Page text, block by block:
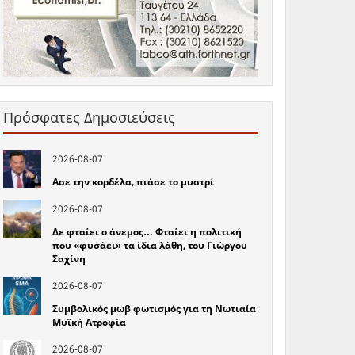
Πρόσφατες Δημοσιεύσεις
2026-08-07
Ασε την κορδέλα, πιάσε το μυστρί
2026-08-07
Δε φταίει ο άνεμος… Φταίει η πολιτική
που «φυσάει» τα ίδια λάθη, του Γιώργου
Σαχίνη
2026-08-07
Συμβολικός μωβ φωτισμός για τη Νωτιαία
Μυϊκή Ατροφία
2026-08-07